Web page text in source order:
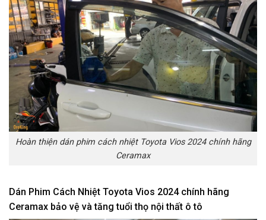
Hoàn thiện dán phim cách nhiệt Toyota Vios 2024 chính hãng
Ceramax
Dán Phim Cách Nhiệt Toyota Vios 2024 chính hãng
Ceramax bảo vệ và tăng tuổi thọ nội thất ô tô